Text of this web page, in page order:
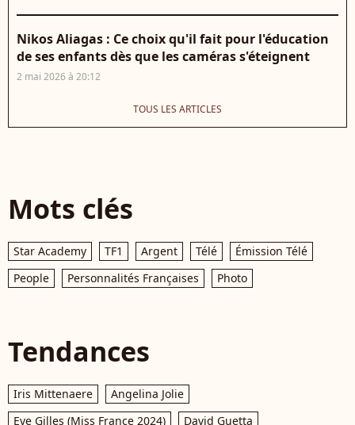
Nikos Aliagas : Ce choix qu'il fait pour l'éducation
de ses enfants dès que les caméras s'éteignent
2 mai 2026 à 20:12
TOUS LES ARTICLES
Mots clés
Star Academy TF1 Argent Télé
Émission Télé
People
Personnalités Françaises Photo
Tendances
Iris Mittenaere
Angelina Jolie
Eve Gilles (Miss France 2024)
David Guetta